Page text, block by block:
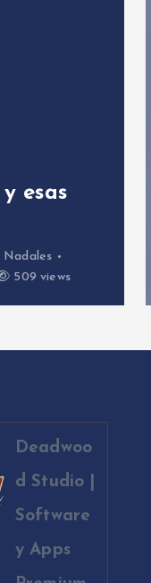
esas
Nadales
509 views
Deadwoo
d Studio |
Software
y Apps